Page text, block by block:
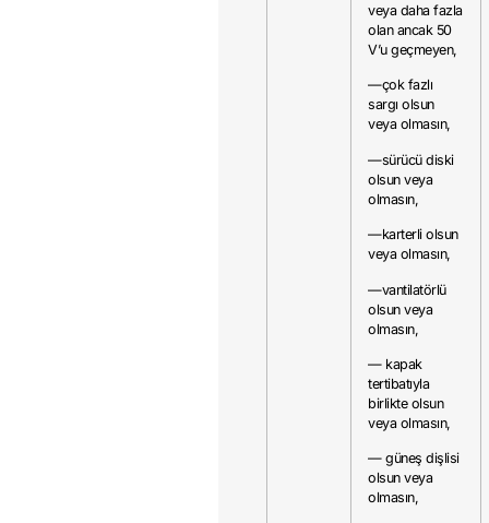
veya daha fazla
olan ancak 50
V’u geçmeyen,
—çok fazlı
sargı olsun
veya olmasın,
—sürücü diski
olsun veya
olmasın,
—karterli olsun
veya olmasın,
—vantilatörlü
olsun veya
olmasın,
— kapak
tertibatıyla
birlikte olsun
veya olmasın,
— güneş dişlisi
olsun veya
olmasın,